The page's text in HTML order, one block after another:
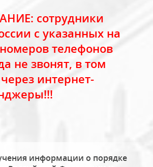
сотрудники
с указанных на
телефонов
не звонят, в том
интернет-
информации о порядке